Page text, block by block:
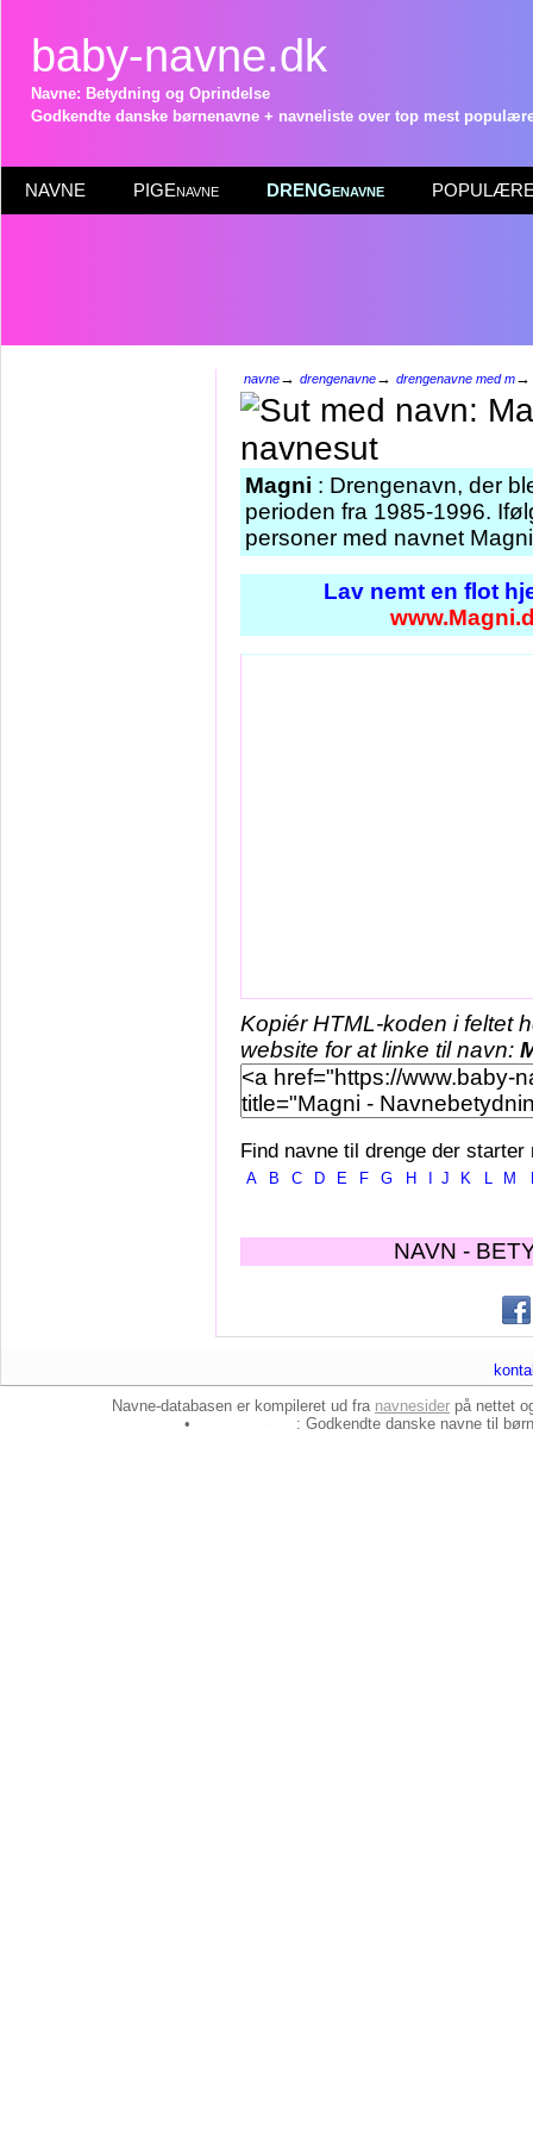
baby-navne.dk
Navne: Betydning og Oprindelse
Godkendte danske børnenavne + navneliste over top mest
NAVNE PIGEnavne DRENGenavne POPULÆRE
navne→ drengenavne→ drengenavne med m
Magni : Drengenavn, der
perioden fra 1985-1996.
personer med navnet
Lav nemt en flot
Kopiér HTML-koden i feltet
website for at linke til navn:
Find navne til drenge der starter
A B C D E F G H J K L M
NAVN -
Navne-databasen er kompileret ud fra navnesider på nettet
•
: Godkendte danske navne til børn